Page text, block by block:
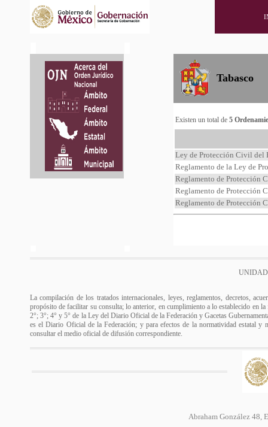
Tabasco
Existen un total de 5
Ley de Protección Civil del
Reglamento de la Ley de
Reglamento de Protección
Reglamento de Protección
Reglamento de Protección
UNIDAD
La compilación de los tratados internacionales, leyes, reglamentos, decretos,
propósito de facilitar su consulta; lo anterior, en cumplimiento a lo establecido en
2°; 3°; 4° y 5° de la Ley del Diario Oficial de la Federación y Gacetas
es el Diario Oficial de la Federación; y para efectos de la normatividad estatal
consultar el medio oficial de difusión correspondiente.
Abraham González 48,